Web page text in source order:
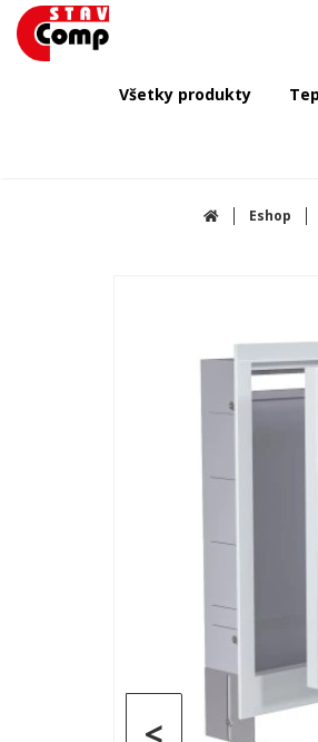
Všetky produkty
Eshop